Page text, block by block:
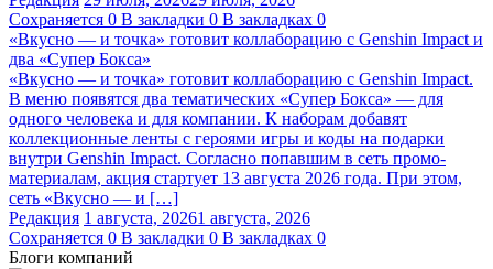
Сохраняется 0 В закладки 0 В закладках 0
«Вкусно — и точка» готовит коллаборацию с Genshin Impact и
два «Супер Бокса»
«Вкусно — и точка» готовит коллаборацию с Genshin Impact.
В меню появятся два тематических «Супер Бокса» — для
одного человека и для компании. К наборам добавят
коллекционные ленты с героями игры и коды на подарки
внутри Genshin Impact. Согласно попавшим в сеть промо-
материалам, акция стартует 13 августа 2026 года. При этом,
сеть «Вкусно — и […]
Редакция 1 августа, 20261 августа, 2026
Сохраняется 0 В закладки 0 В закладках 0
Блоги компаний